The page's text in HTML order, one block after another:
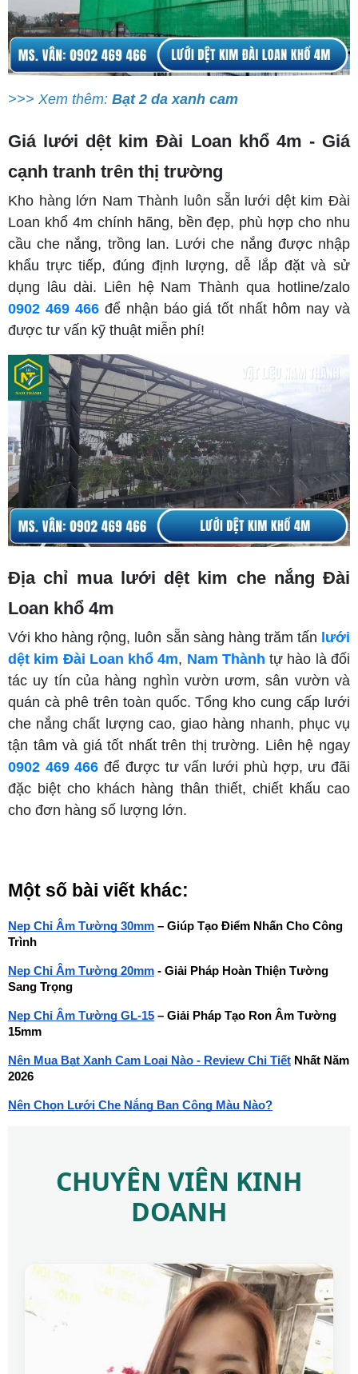
>>> Xem thêm: Bạt 2 da xanh cam
Giá lưới dệt kim Đài Loan khổ 4m - Giá
cạnh tranh trên thị trường
Kho hàng lớn Nam Thành luôn sẵn lưới dệt kim Đài
Loan khổ 4m chính hãng, bền đẹp, phù hợp cho nhu
cầu che nắng, trồng lan. Lưới che nắng được nhập
khẩu trực tiếp, đúng định lượng, dễ lắp đặt và sử
dụng lâu dài. Liên hệ Nam Thành qua hotline/zalo
0902 469 466để nhận báo giá tốt nhất hôm nay và
được tư vấn kỹ thuật miễn phí!
Địa chỉ mua lưới dệt kim che nắng Đài
Loan khổ 4m
Với kho hàng rộng, luôn sẵn sàng hàng trăm tấn lưới
dệt kim Đài Loan khổ 4m, Nam Thành tự hào là đối
tác uy tín của hàng nghìn vườn ươm, sân vườn và
quán cà phê trên toàn quốc. Tổng kho cung cấp lưới
che nắng chất lượng cao, giao hàng nhanh, phục vụ
tận tâm và giá tốt nhất trên thị trường. Liên hệ ngay
0902 469 466 để được tư vấn lưới phù hợp, ưu đãi
đặc biệt cho khách hàng thân thiết, chiết khấu cao
cho đơn hàng số lượng lớn.
Một số bài viết khác:
Nẹp Chỉ Âm Tường 30mm – Giúp Tạo Điểm Nhấn Cho Công
Trình
Nẹp Chỉ Âm Tường 20mm - Giải Pháp Hoàn Thiện Tường
Sang Trọng
Nẹp Chỉ Âm Tường GL-15 – Giải Pháp Tạo Ron Âm Tường
15mm
Nên Mua Bạt Xanh Cam Loại Nào - Review Chi Tiết Nhất Năm
2026
Nên Chọn Lưới Che Nắng Ban Công Màu Nào?
CHUYÊN VIÊN KINH
DOANH